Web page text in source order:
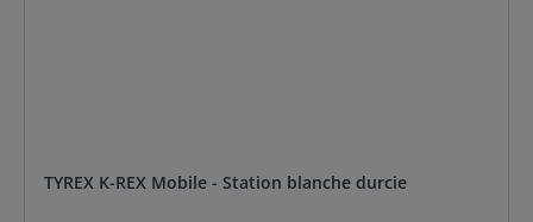
TYREX K-REX Mobile - Station blanche durcie